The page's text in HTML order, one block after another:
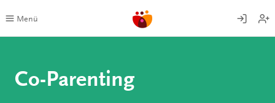
InhaltMenü
Co-Parenting